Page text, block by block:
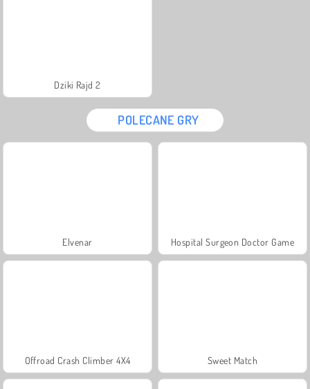
Dziki Rajd 2
POLECANE GRY
Elvenar Hospital Surgeon Doctor Game
Offroad Crash Climber 4X4 Sweet Match